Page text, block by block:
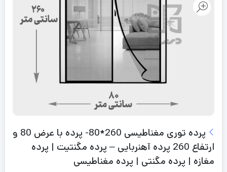
پرده توری مغناطیسی 260*80- پرده با عرض 80 و
ارتفاع 260 پرده آهنربایی – پرده مگنتیت | پرده
مغازه | پرده مگنتی | پرده مغناطیسی